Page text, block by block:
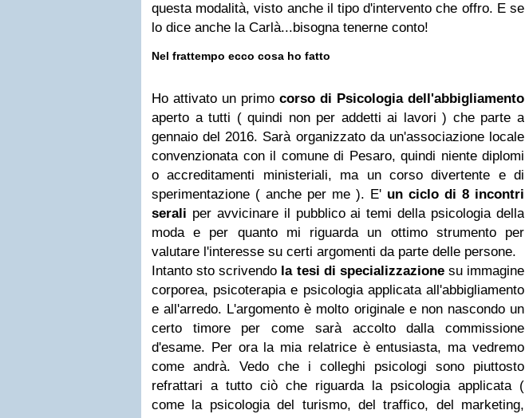
questa modalità, visto anche il tipo d'intervento che offro. E se
lo dice anche la Carlà...bisogna tenerne conto!
Nel frattempo ecco cosa ho fatto
Ho attivato un primo corso di Psicologia dell'abbigliamento
aperto a tutti ( quindi non per addetti ai lavori ) che parte a
gennaio del 2016. Sarà organizzato da un'associazione locale
convenzionata con il comune di Pesaro, quindi niente diplomi
o accreditamenti ministeriali, ma un corso divertente e di
sperimentazione ( anche per me ). E' un ciclo di 8 incontri
serali per avvicinare il pubblico ai temi della psicologia della
moda e per quanto mi riguarda un ottimo strumento per
valutare l'interesse su certi argomenti da parte delle persone.
Intanto sto scrivendo la tesi di specializzazionesu immagine
corporea, psicoterapia e psicologia applicata all'abbigliamento
e all'arredo. L'argomento è molto originale e non nascondo un
certo timore per come sarà accolto dalla commissione
d'esame. Per ora la mia relatrice è entusiasta, ma vedremo
come andrà. Vedo che i colleghi psicologi sono piuttosto
refrattari a tutto ciò che riguarda la psicologia applicata (
come la psicologia del turismo, del traffico, del marketing,